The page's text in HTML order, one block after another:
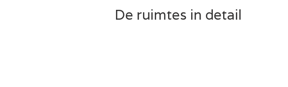
De ruimtes in detail